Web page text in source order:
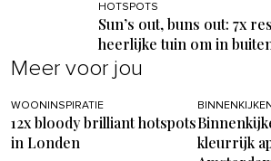
HOTSPOTS
Sun’s out, buns out: 7x
heerlijke tuin om in
Meer voor jou
WOONINSPIRATIE
12x bloody brilliant hotspots
in Londen
BINNENKIJKEN
kleurrijk